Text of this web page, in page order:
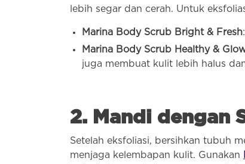
lebih segar dan cerah. Untuk
Marina Body Scrub Bright & Fresh
Marina Body Scrub Healthy &
juga membuat kulit lebih halus
2. Mandi dengan
Setelah eksfoliasi, bersihkan tubuh
menjaga kelembapan kulit. Gunakan